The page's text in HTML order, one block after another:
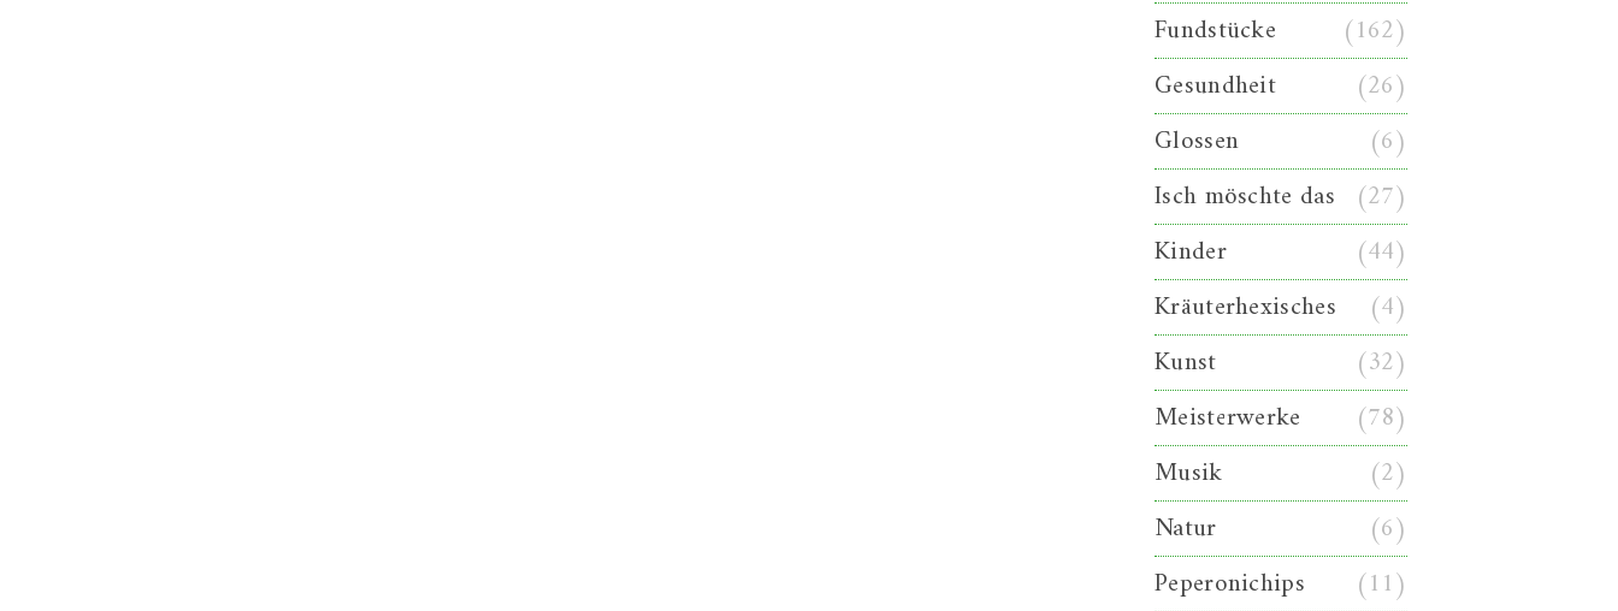
Fundstücke
(162)
Gesundheit
(26)
Glossen
(6)
Isch möschte das (27)
Kinder
(44)
Kräuterhexisches
(4)
Kunst
(32)
Meisterwerke
(78)
Musik
(2)
Natur
(6)
Peperonichips
(11)